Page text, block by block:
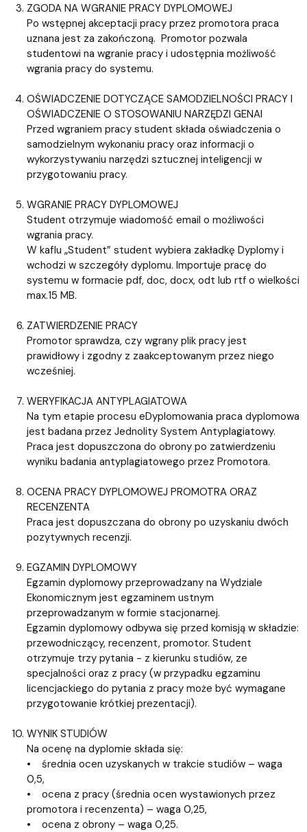
ZGODA NA WGRANIE PRACY DYPLOMOWEJ
Po wstępnej akceptacji pracy przez promotora praca
uznana jest za zakończoną. Promotor pozwala
studentowi na wgranie pracy i udostępnia możliwość
wgrania pracy do systemu.
OŚWIADCZENIE DOTYCZĄCE SAMODZIELNOŚCI PRACY I
OŚWIADCZENIE O STOSOWANIU NARZĘDZI GENAI
Przed wgraniem pracy student składa oświadczenia o
samodzielnym wykonaniu pracy oraz informacji o
wykorzystywaniu narzędzi sztucznej inteligencji w
przygotowaniu pracy.
WGRANIE PRACY DYPLOMOWEJ
Student otrzymuje wiadomość email o możliwości
wgrania pracy.
W kaflu „Student” student wybiera zakładkę Dyplomy i
wchodzi w szczegóły dyplomu. Importuje pracę do
systemu w formacie pdf, doc, docx, odt lub rtf o wielkości
max.15 MB.
ZATWIERDZENIE PRACY
Promotor sprawdza, czy wgrany plik pracy jest
prawidłowy i zgodny z zaakceptowanym przez niego
wcześniej.
WERYFIKACJA ANTYPLAGIATOWA
Na tym etapie procesu eDyplomowania praca dyplomowa
jest badana przez Jednolity System Antyplagiatowy.
Praca jest dopuszczona do obrony po zatwierdzeniu
wyniku badania antyplagiatowego przez Promotora.
OCENA PRACY DYPLOMOWEJ PROMOTRA ORAZ
RECENZENTA
Praca jest dopuszczana do obrony po uzyskaniu dwóch
pozytywnych recenzji.
EGZAMIN DYPLOMOWY
Egzamin dyplomowy przeprowadzany na Wydziale
Ekonomicznym jest egzaminem ustnym
przeprowadzanym w formie stacjonarnej.
Egzamin dyplomowy odbywa się przed komisją w składzie:
przewodniczący, recenzent, promotor. Student
otrzymuje trzy pytania - z kierunku studiów, ze
specjalności oraz z pracy (w przypadku egzaminu
licencjackiego do pytania z pracy może być wymagane
przygotowanie krótkiej prezentacji).
WYNIK STUDIÓW
Na ocenę na dyplomie składa się:
• średnia ocen uzyskanych w trakcie studiów – waga
0,5,
• ocena z pracy (średnia ocen wystawionych przez
promotora i recenzenta) – waga 0,25,
• ocena z obrony – waga 0,25.